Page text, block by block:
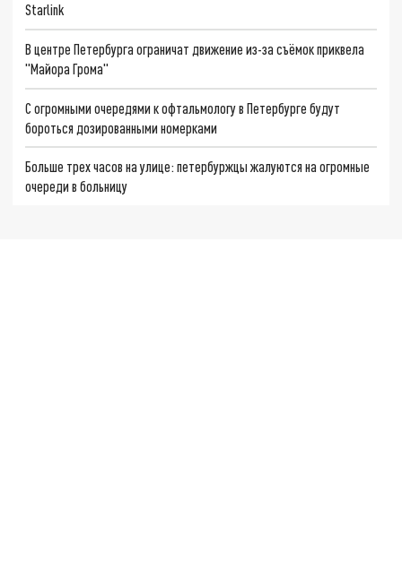
Starlink
В центре Петербурга ограничат движение из-за съёмок приквела
"Майора Грома"
С огромными очередями к офтальмологу в Петербурге будут
бороться дозированными номерками
Больше трех часов на улице: петербуржцы жалуются на огромные
очереди в больницу